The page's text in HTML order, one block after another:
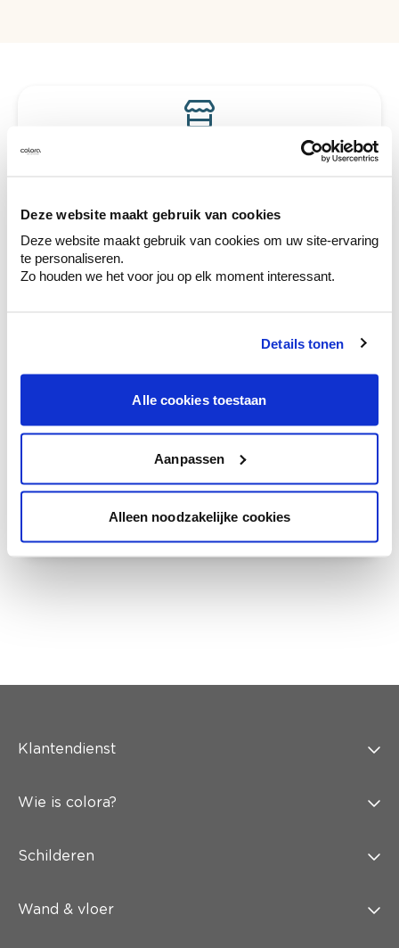
Deze website maakt gebruik van cookies
Deze website maakt gebruik van cookies om uw site-ervaring
te personaliseren.
Zo houden we het voor jou op elk moment interessant.
Details tonen
Alle cookies toestaan
Aanpassen
Alleen noodzakelijke cookies
Ontdek er kleurechte stalen van je
Bekijk er de bijhorende tinten om je kleur
Krijg persoonlijk advies om kleuren te
combineren.
Ga samen met de kleuradviseur door je
Krijg kleuradvies op basis van de lichtinval
en je meubels.
van je muren.
Klantendienst
Wie is colora?
Schilderen
Wand & vloer